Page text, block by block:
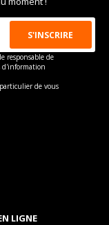
responsable de
d'information
de vous
LIGNE